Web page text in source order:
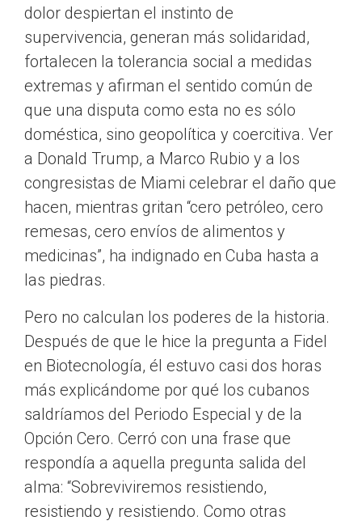
dolor despiertan el instinto de
supervivencia, generan más solidaridad,
fortalecen la tolerancia social a medidas
extremas y afirman el sentido común de
que una disputa como esta no es sólo
doméstica, sino geopolítica y coercitiva. Ver
a Donald Trump, a Marco Rubio y a los
congresistas de Miami celebrar el daño que
hacen, mientras gritan “cero petróleo, cero
remesas, cero envíos de alimentos y
medicinas”, ha indignado en Cuba hasta a
las piedras.
Pero no calculan los poderes de la historia.
Después de que le hice la pregunta a Fidel
en Biotecnología, él estuvo casi dos horas
más explicándome por qué los cubanos
saldríamos del Periodo Especial y de la
Opción Cero. Cerró con una frase que
respondía a aquella pregunta salida del
alma: “Sobreviviremos resistiendo,
resistiendo y resistiendo. Como otras